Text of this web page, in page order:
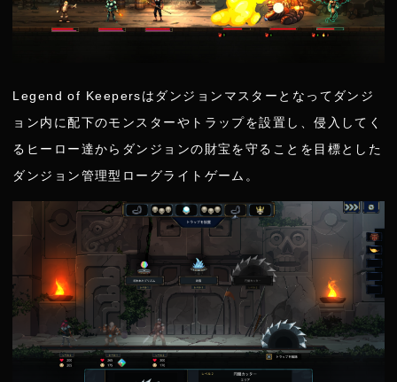
Legend of Keepersはダンジョンマスターとなってダンジ
ョン内に配下のモンスターやトラップを設置し、侵入してく
るヒーロー達からダンジョンの財宝を守ることを目標とした
ダンジョン管理型ローグライトゲーム。